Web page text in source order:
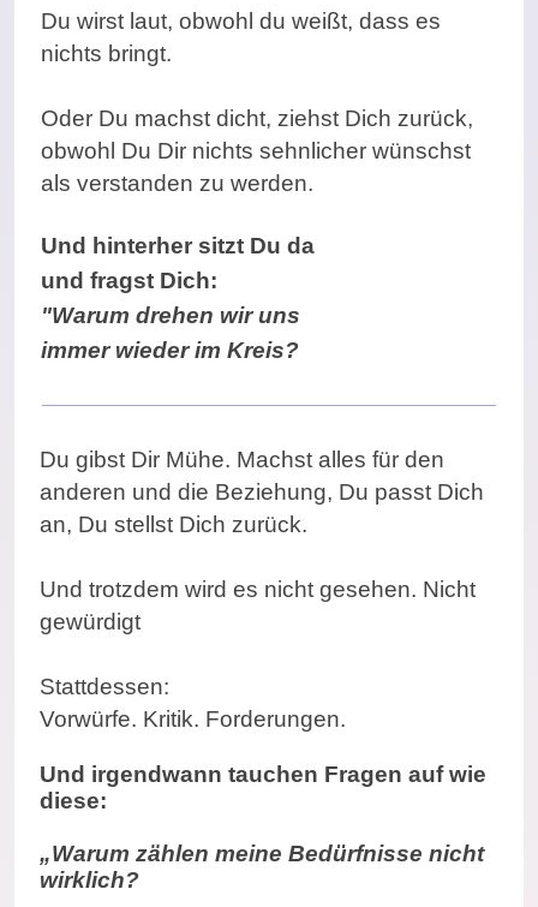
Du wirst laut, obwohl du weißt, dass es
nichts bringt.
Oder Du machst dicht, ziehst Dich zurück,
obwohl Du Dir nichts sehnlicher wünschst
als verstanden zu werden.
Und hinterher sitzt Du da
und fragst Dich:
"Warum drehen wir uns
immer wieder im Kreis?
Du gibst Dir Mühe. Machst alles für den
anderen und die Beziehung, Du passt Dich
an, Du stellst Dich zurück.
Und trotzdem wird es nicht gesehen. Nicht
gewürdigt
Stattdessen:
Vorwürfe. Kritik. Forderungen.
Und irgendwann tauchen Fragen auf wie
diese:
„Warum zählen meine Bedürfnisse nicht
wirklich?